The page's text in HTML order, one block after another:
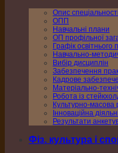
Опис спеціальності
ОПП
Навчальні плани
ОП профільної
Графік освітнього
Навчально-
Вибір дисциплін
Забезпечення
Кадрове
Матеріально-
Робота із
Культурно-масова
Інноваційна
Результати
Фіз. культура і